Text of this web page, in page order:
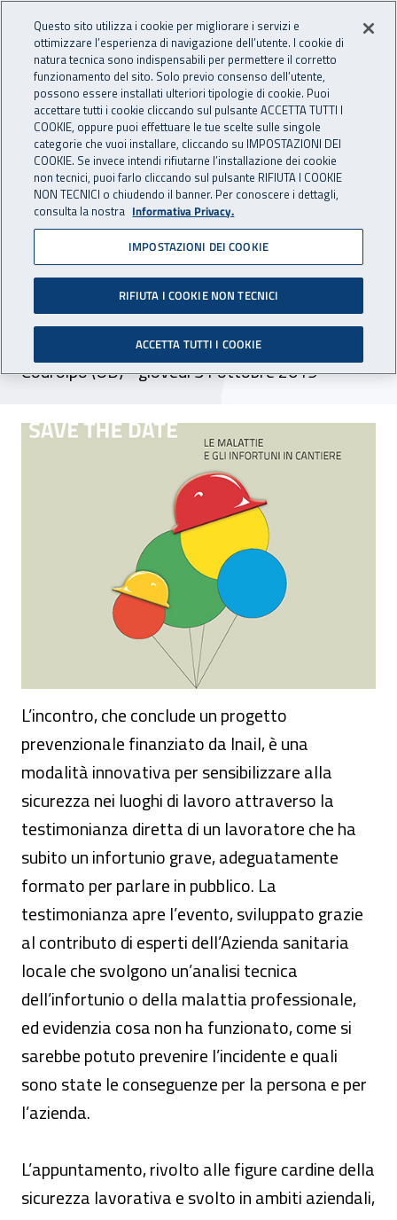
INAIL - Istituto Nazionale
Apri cerca
Navigazione principale
Navigazione - Ti trovi in:
Home Inail comunica Eventi
31 ottobre 2019
Evento - “Da errori a
opportunità di crescita e
prevenzione”
Codroipo (UD) - giovedì 31 ottobre 2019
Evento - “Da errori a opportunità di
L’incontro, che conclude un progetto
prevenzionale finanziato da Inail, è una
modalità innovativa per sensibilizzare alla
sicurezza nei luoghi di lavoro attraverso la
testimonianza diretta di un lavoratore che ha
subito un infortunio grave, adeguatamente
formato per parlare in pubblico. La
testimonianza apre l’evento, sviluppato grazie
al contributo di esperti dell’Azienda sanitaria
locale che svolgono un’analisi tecnica
dell’infortunio o della malattia professionale,
ed evidenzia cosa non ha funzionato, come si
sarebbe potuto prevenire l’incidente e quali
sono state le conseguenze per la persona e per
l’azienda.
L’appuntamento, rivolto alle figure cardine della
sicurezza lavorativa e svolto in ambiti aziendali,
Questo sito utilizza i cookie per migliorare i servizi e
ottimizzare l’esperienza di navigazione dell’utente. I cookie di
natura tecnica sono indispensabili per permettere il corretto
funzionamento del sito. Solo previo consenso dell’utente,
possono essere installati ulteriori tipologie di cookie. Puoi
accettare tutti i cookie cliccando sul pulsante ACCETTA TUTTI I
COOKIE, oppure puoi effettuare le tue scelte sulle singole
categorie che vuoi installare, cliccando su IMPOSTAZIONI DEI
COOKIE. Se invece intendi rifiutarne l’installazione dei cookie
non tecnici, puoi farlo cliccando sul pulsante RIFIUTA I COOKIE
NON TECNICI o chiudendo il banner. Per conoscere i dettagli,
consulta la nostra Informativa Privacy.
IMPOSTAZIONI DEI COOKIE
RIFIUTA I COOKIE NON TECNICI
ACCETTA TUTTI I COOKIE